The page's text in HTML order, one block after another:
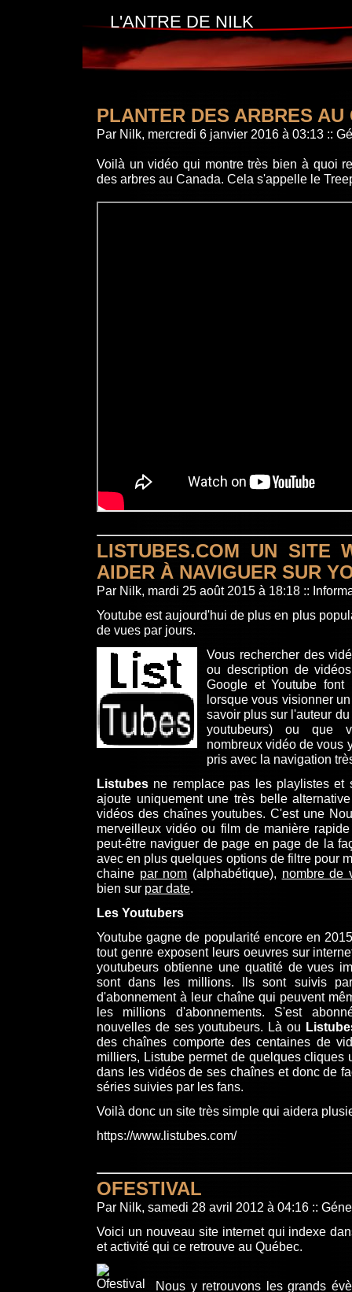
L'ANTRE DE NILK
PLANTER DES ARBRES AU
Par Nilk, mercredi 6 janvier 2016 à 03:13 ::
Voilà un vidéo qui montre très bien à quoi
des arbres au Canada. Cela s'appelle le
LISTUBES.COM UN SITE
AIDER À NAVIGUER SUR
Par Nilk, mardi 25 août 2015 à 18:18 ::
Youtube est aujourd'hui de plus en plus
de vues par jours.
Vous rechercher des
ou description de
Google et Youtube font
lorsque vous visionner
savoir plus sur l'auteur
youtubeurs) ou que
nombreux vidéo de vous
pris avec la navigation
Listubes ne remplace pas les playlistes et
ajoute uniquement une très belle
vidéos des chaînes youtubes. C'est une
merveilleux vidéo ou film de manière
peut-être naviguer de page en page de la
avec en plus quelques options de filtre pour
chaine par nom (alphabétique), nombre de
bien sur par date.
Les Youtubers
Youtube gagne de popularité encore en
tout genre exposent leurs oeuvres sur
youtubeurs obtienne une quatité de vues
sont dans les millions. Ils sont suivis
d'abonnement à leur chaîne qui peuvent
les millions d'abonnements. S'est
nouvelles de ses youtubeurs. Là ou
des chaînes comporte des centaines de
milliers, Listube permet de quelques cliques
dans les vidéos de ses chaînes et donc de
séries suivies par les fans.
Voilà donc un site très simple qui aidera
https://www.listubes.com/
OFESTIVAL
Par Nilk, samedi 28 avril 2012 à 04:16 ::
Voici un nouveau site internet qui indexe
et activité qui ce retrouve au Québec.
Nous y retrouvons les grands